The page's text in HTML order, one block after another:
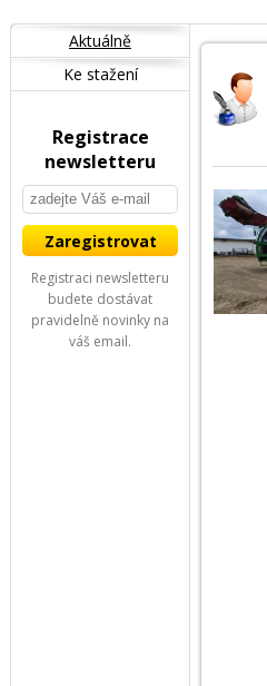
Aktuálně
Ke stažení
Registrace
newsletteru
Registraci newsletteru
budete dostávat
pravidelně novinky na
váš email.